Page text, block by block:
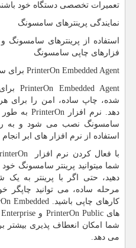
تعمیرات تخصصی دستگاه خود
نمایندگی پرینترهای سامسونگ
استفاده از پرینترهای
فزارهای چاپی سامسونگ
PrinterOn Embedded Agent برای
PrinterOn Embedded Agent
شده، چاپ ساده، امن را برای
دهد. نرم افزارPrinterOn به طور
سامسونگ نصب می شود و به
استفاده از نرم افزار های ابر انجام
با فعال کردن نرم افزار
شما میتوانید پرینتر سامسونگ
دهید، حتی اگر با پرینتر به
مرحله ساده، می توانید چاپگر
کارهای چاپی باشید.Embedded
هایPrinterOn Public و
شما امکان انعطاف پذیری بیشتر
می دهد.